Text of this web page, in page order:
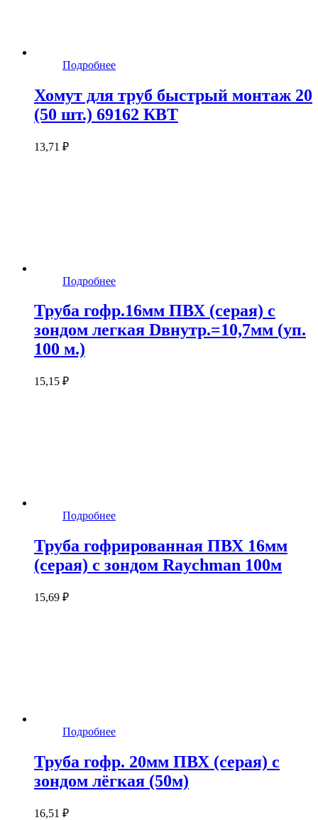
Подробнее
Хомут для труб быстрый монтаж 20
(50 шт.) 69162 КВТ
13,71 ₽
Подробнее
Труба гофр.16мм ПВХ (серая) с
зондом легкая Dвнутр.=10,7мм (уп.
100 м.)
15,15 ₽
Подробнее
Труба гофрированная ПВХ 16мм
(серая) с зондом Raychman 100м
15,69 ₽
Подробнее
Труба гофр. 20мм ПВХ (серая) с
зондом лёгкая (50м)
16,51 ₽